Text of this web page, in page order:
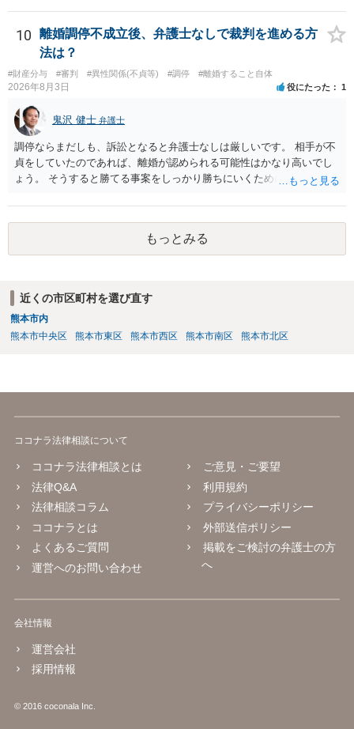
た方が良いでしょう。
10
離婚調停不成立後、弁護士なしで裁判を進める方
法は？
#財産分与 #審判 #異性関係(不貞等) #調停 #離婚すること自体
2026年8月3日 役にたった 1
鬼沢 健士 弁護士
調停ならまだしも、訴訟となると弁護士なしは厳しいです。 相手が不
貞をしていたのであれば、離婚が認められる可能性はかなり高いでし
ょう。 そうすると勝てる事案をしっかり勝ちにいくためにも弁護士委
もっとみる
近くの市区町村を選び直す
熊本市内
熊本市中央区
熊本市東区 熊本市西区 熊本市南区 熊本市北区
ココナラ法律相談について
ココナラ法律相談とは
法律Q&A
法律相談コラム
ココナラとは
よくあるご質問
運営へのお問い合わせ
ご意見・ご要望
利用規約
プライバシーポリシー
外部送信ポリシー
掲載をご検討の弁護士の方
へ
会社情報
運営会社
採用情報
© 2016 coconala Inc.